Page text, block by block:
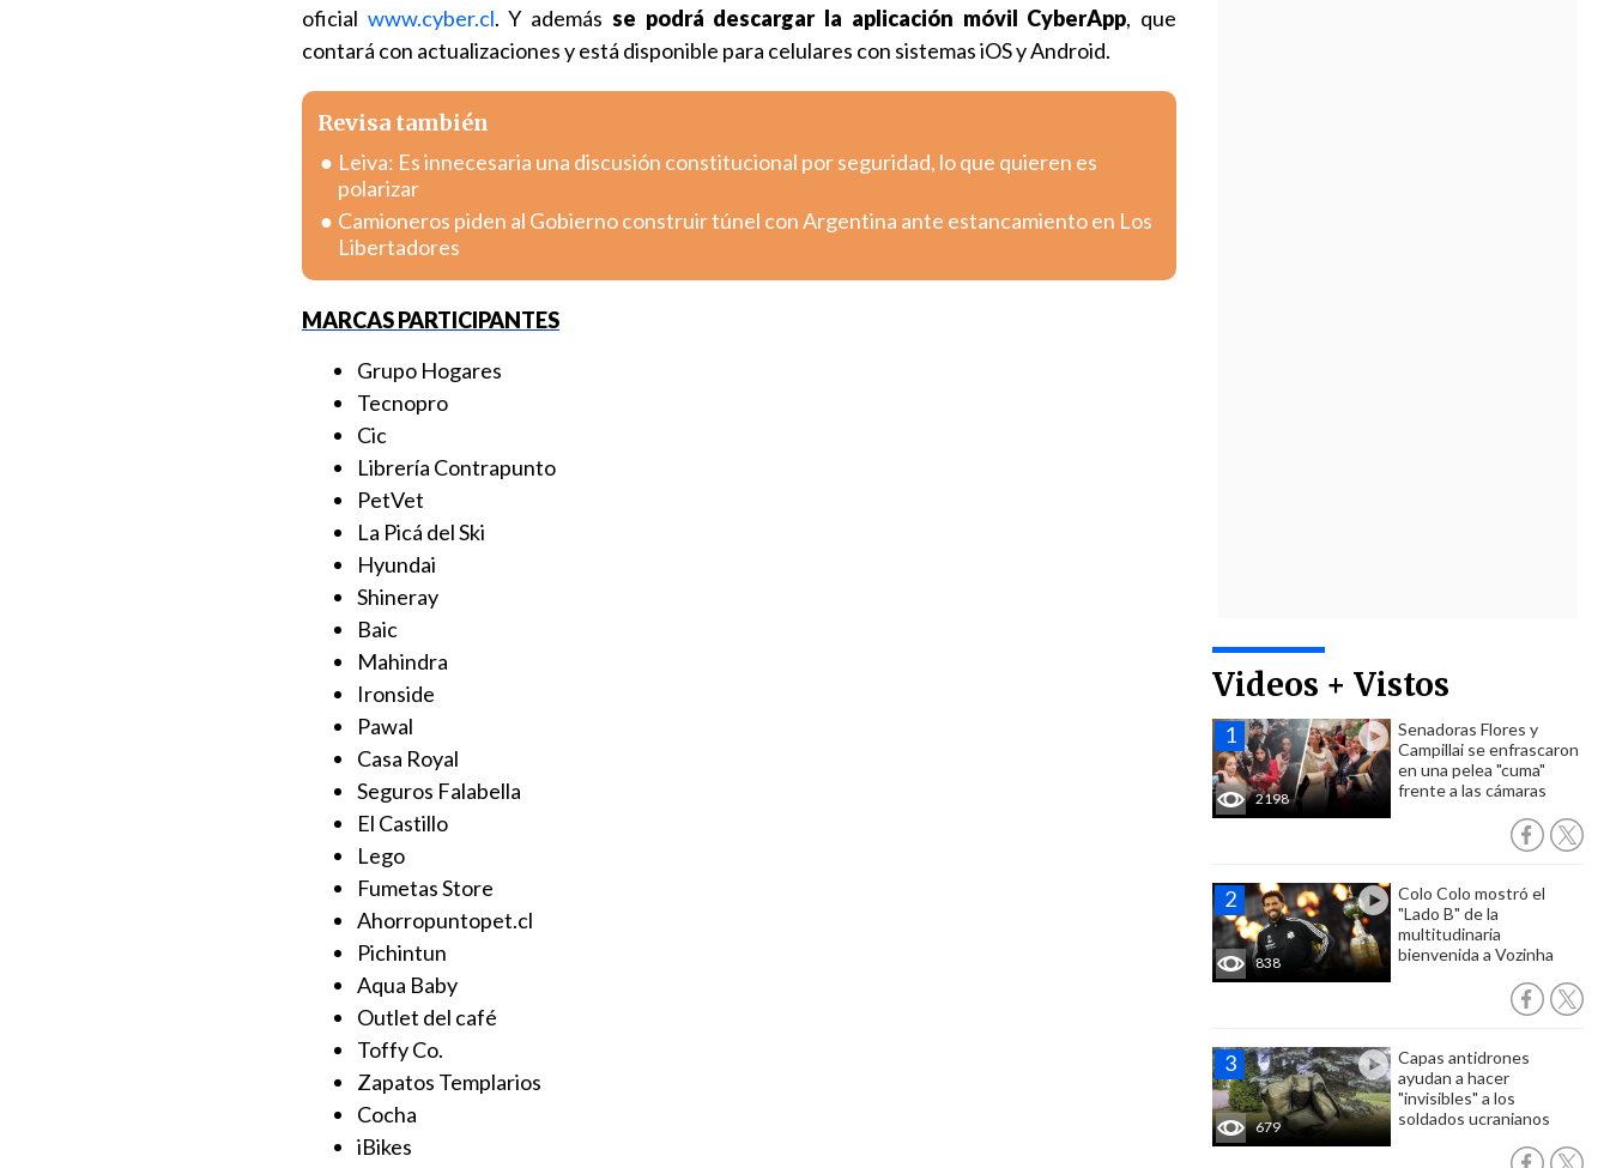
Videos + Vistos
2198
Senadoras Flores y
Campillai se enfrascaron
en una pelea "cuma"
frente a las cámaras
838
Colo Colo mostró el
"Lado B" de la
multitudinaria
bienvenida a Vozinha
679
Capas antidrones
ayudan a hacer
"invisibles" a los
soldados ucranianos
oficial www.cyber.cl. Y además se podrá descargar la aplicación móvil CyberApp, que
contará con actualizaciones y está disponible para celulares con sistemas iOS y Android.
Revisa también
Leiva: Es innecesaria una discusión constitucional por seguridad, lo que quieren es
polarizar
Camioneros piden al Gobierno construir túnel con Argentina ante estancamiento en Los
Libertadores
MARCAS PARTICIPANTES
Grupo Hogares
Tecnopro
Cic
Librería Contrapunto
PetVet
La Picá del Ski
Hyundai
Shineray
Baic
Mahindra
Ironside
Pawal
Casa Royal
Seguros Falabella
El Castillo
Lego
Fumetas Store
Ahorropuntopet.cl
Pichintun
Aqua Baby
Outlet del café
Toffy Co.
Zapatos Templarios
Cocha
iBikes